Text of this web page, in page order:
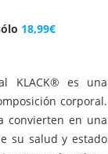
18,99€
KLACK® es una
corporal.
convierten en una
su salud y estado